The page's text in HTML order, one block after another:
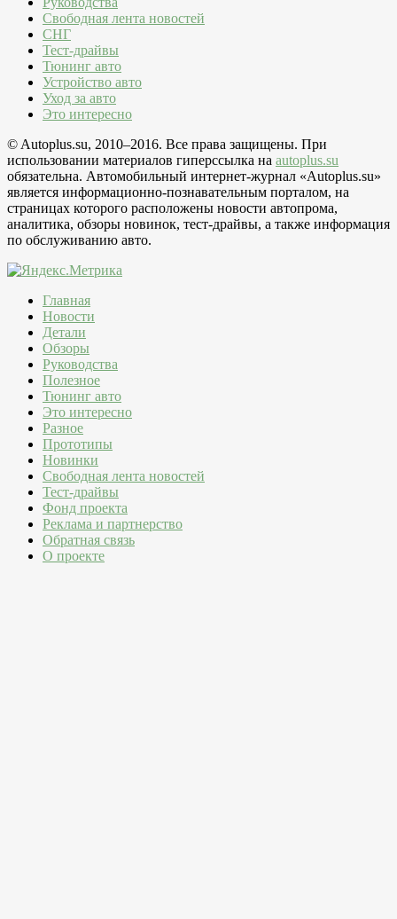
Свободная лента новостей
СНГ
Тест-драйвы
Тюнинг авто
Устройство авто
Уход за авто
Это интересно
© Autoplus.su, 2010–2016. Все права защищены. При
использовании материалов гиперссылка на autoplus.su
обязательна. Автомобильный интернет-журнал «Autoplus.su»
является информационно-познавательным порталом, на
страницах которого расположены новости автопрома,
аналитика, обзоры новинок, тест-драйвы, а также информация
по обслуживанию авто.
Главная
Новости
Детали
Обзоры
Руководства
Полезное
Тюнинг авто
Это интересно
Разное
Прототипы
Новинки
Свободная лента новостей
Тест-драйвы
Фонд проекта
Реклама и партнерство
Обратная связь
О проекте